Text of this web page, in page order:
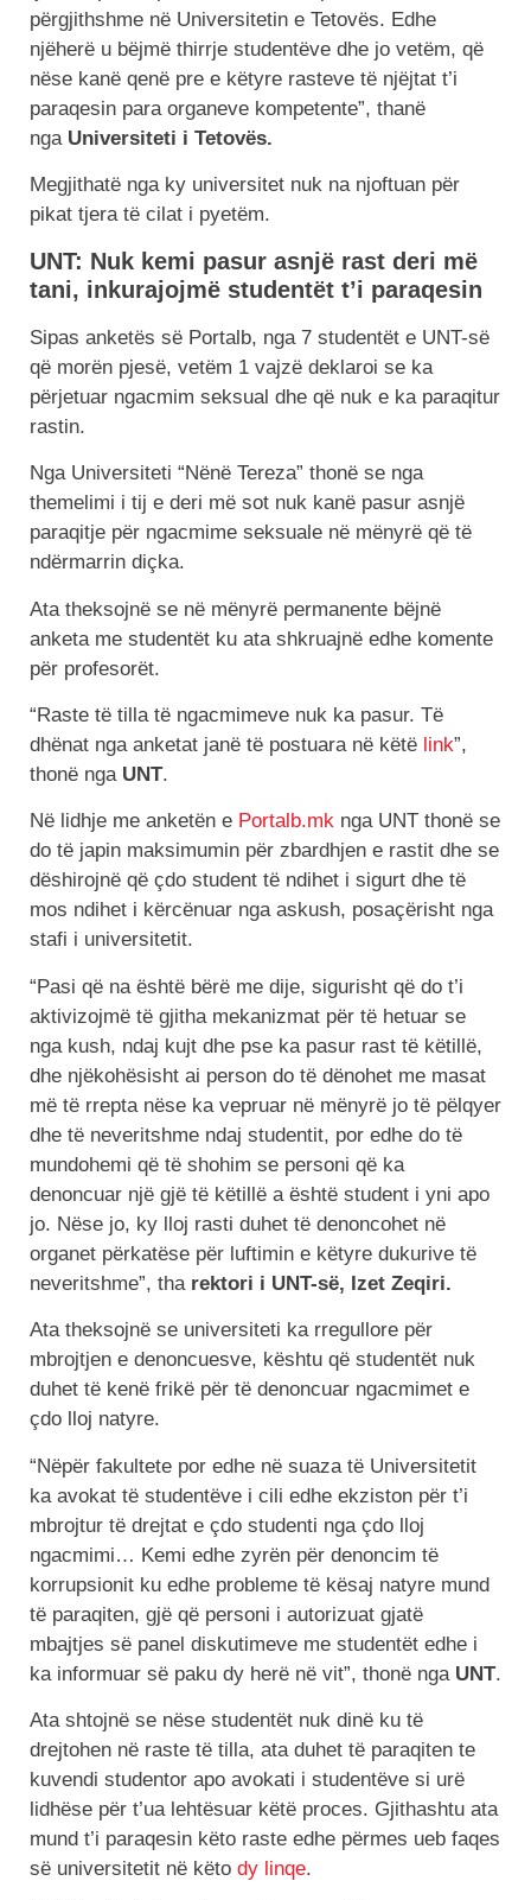
përgjithshme në Universitetin e Tetovës. Edhe
njëherë u bëjmë thirrje studentëve dhe jo vetëm, që
nëse kanë qenë pre e këtyre rasteve të njëjtat t’i
paraqesin para organeve kompetente”, thanë
nga Universiteti i Tetovës.
Megjithatë nga ky universitet nuk na njoftuan për
pikat tjera të cilat i pyetëm.
UNT: Nuk kemi pasur asnjë rast deri më
tani, inkurajojmë studentët t’i paraqesin
Sipas anketës së Portalb, nga 7 studentët e UNT-së
që morën pjesë, vetëm 1 vajzë deklaroi se ka
përjetuar ngacmim seksual dhe që nuk e ka paraqitur
rastin.
Nga Universiteti “Nënë Tereza” thonë se nga
themelimi i tij e deri më sot nuk kanë pasur asnjë
paraqitje për ngacmime seksuale në mënyrë që të
ndërmarrin diçka.
Ata theksojnë se në mënyrë permanente bëjnë
anketa me studentët ku ata shkruajnë edhe komente
për profesorët.
“Raste të tilla të ngacmimeve nuk ka pasur. Të
dhënat nga anketat janë të postuara në këtë link”,
thonë nga UNT.
Në lidhje me anketën e Portalb.mk nga UNT thonë se
do të japin maksimumin për zbardhjen e rastit dhe se
dëshirojnë që çdo student të ndihet i sigurt dhe të
mos ndihet i kërcënuar nga askush, posaçërisht nga
stafi i universitetit.
“Pasi që na është bërë me dije, sigurisht që do t’i
aktivizojmë të gjitha mekanizmat për të hetuar se
nga kush, ndaj kujt dhe pse ka pasur rast të këtillë,
dhe njëkohësisht ai person do të dënohet me masat
më të rrepta nëse ka vepruar në mënyrë jo të pëlqyer
dhe të neveritshme ndaj studentit, por edhe do të
mundohemi që të shohim se personi që ka
denoncuar një gjë të këtillë a është student i yni apo
jo. Nëse jo, ky lloj rasti duhet të denoncohet në
organet përkatëse për luftimin e këtyre dukurive të
neveritshme”, tha rektori i UNT-së, Izet Zeqiri.
Ata theksojnë se universiteti ka rregullore për
mbrojtjen e denoncuesve, kështu që studentët nuk
duhet të kenë frikë për të denoncuar ngacmimet e
çdo lloj natyre.
“Nëpër fakultete por edhe në suaza të Universitetit
ka avokat të studentëve i cili edhe ekziston për t’i
mbrojtur të drejtat e çdo studenti nga çdo lloj
ngacmimi… Kemi edhe zyrën për denoncim të
korrupsionit ku edhe probleme të kësaj natyre mund
të paraqiten, gjë që personi i autorizuat gjatë
mbajtjes së panel diskutimeve me studentët edhe i
ka informuar së paku dy herë në vit”, thonë nga UNT.
Ata shtojnë se nëse studentët nuk dinë ku të
drejtohen në raste të tilla, ata duhet të paraqiten te
kuvendi studentor apo avokati i studentëve si urë
lidhëse për t’ua lehtësuar këtë proces. Gjithashtu ata
mund t’i paraqesin këto raste edhe përmes ueb faqes
së universitetit në këto dy linqe.